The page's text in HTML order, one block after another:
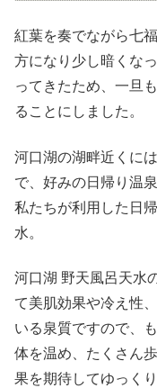
紅葉を奏でながら七
方になり少し暗くな
ってきたため、一旦
ることにしました。
河口湖の湖畔近くに
で、好みの日帰り温
私たちが利用した日
水。
河口湖 野天風呂天水
て美肌効果や冷え性
いる泉質ですので、
体を温め、たくさん
果を期待してゆっく